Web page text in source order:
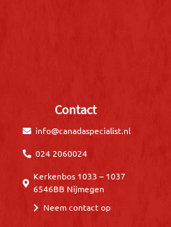
Contact
info@canadaspecialist.nl
024 2060024
Kerkenbos 1033 – 1037
6546BB Nijmegen
Neem contact op